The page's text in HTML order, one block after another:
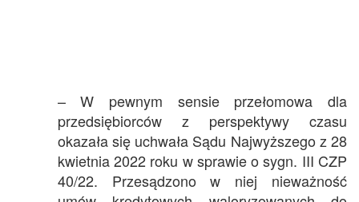
– W pewnym sensie przełomowa dla
przedsiębiorców z perspektywy czasu
okazała się uchwała Sądu Najwyższego z 28
kwietnia 2022 roku w sprawie o sygn. III CZP
40/22. Przesądzono w niej nieważność